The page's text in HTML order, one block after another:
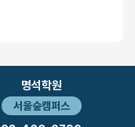
명석학원
서울숲캠퍼스